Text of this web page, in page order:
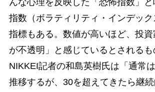
指数（ボラティリティ・インデック
指標もある。数値が高いほど、投資
が不透明」と感じているとされる
NIKKEI記者の和島英樹氏は「通常
推移するが、30を超えてきたら継